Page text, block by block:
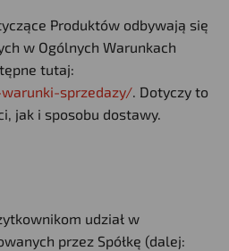
Produktów odbywają się
w Ogólnych Warunkach
tutaj:
sprzedazy/. Dotyczy to
jak i sposobu dostawy.
udział w
przez Spółkę (dalej: